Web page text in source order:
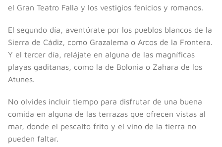
el Gran Teatro Falla y los vestigios fenicios y romanos.
El segundo día, aventúrate por los pueblos blancos de la
Sierra de Cádiz, como Grazalema o Arcos de la Frontera.
Y el tercer día, relájate en alguna de las magníficas
playas gaditanas, como la de Bolonia o Zahara de los
Atunes.
No olvides incluir tiempo para disfrutar de una buena
comida en alguna de las terrazas que ofrecen vistas al
mar, donde el pescaíto frito y el vino de la tierra no
pueden faltar.